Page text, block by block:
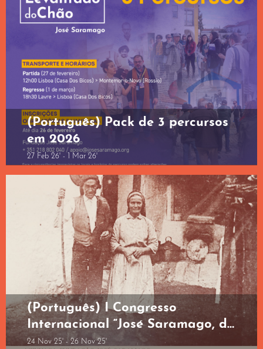
(Português) Pack de 3 percursos
em 2026
27 Feb 26' - 1 Mar 26'
(Português) I Congresso
Internacional “José Saramago, do
Berço à Universalidade” – 24 a 26
24 Nov 25' - 26 Nov 25'